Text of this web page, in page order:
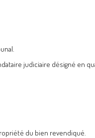
judiciaire désigné en
du bien revendiqué.